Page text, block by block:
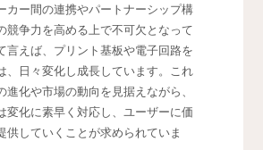
カー間の連携やパートナーシップ構
競争力を高める上で不可欠となって
言えば、プリント基板や電子回路を
、日々変化し成長しています。これ
進化や市場の動向を見据えながら、
変化に素早く対応し、ユーザーに価
供していくことが求められていま